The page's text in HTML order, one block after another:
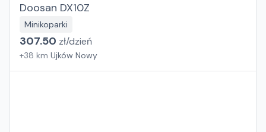
Doosan DX10Z
Minikoparki
307.50 zł/dzień
+38 km Ujków Nowy